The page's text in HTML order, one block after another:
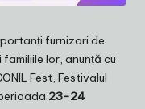
furnizori de
lor, anunță cu
Fest, Festivalul
23-24